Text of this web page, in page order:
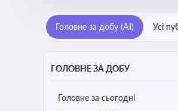
Головне за добу (AI) Усі
ГОЛОВНЕ ЗА ДОБУ
Головне за сьогодні